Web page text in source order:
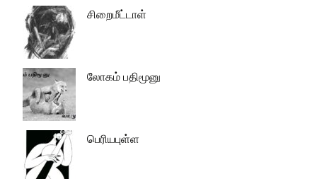
சிறைமீட்டாள்
லோகம் பதிமூனு
பெரியபுள்ள